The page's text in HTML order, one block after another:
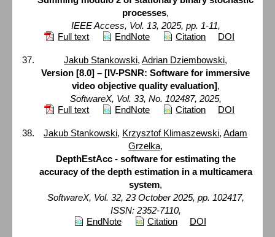
processes,
IEEE Access, Vol. 13, 2025, pp. 1-11,
Full text
EndNote Citation DOI
Jakub Stankowski,Adrian Dziembowski,
Version [8.0] – [IV-PSNR: Software for immersive
video objective quality evaluation],
SoftwareX, Vol. 33, No. 102487, 2025,
Full text
EndNote Citation DOI
Jakub Stankowski, Krzysztof Klimaszewski,Adam
Grzelka,
DepthEstAcc - software for estimating the
accuracy of the depth estimation in a multicamera
system,
SoftwareX, Vol. 32, 23 October 2025, pp. 102417,
ISSN: 2352-7110,
EndNote
Citation DOI